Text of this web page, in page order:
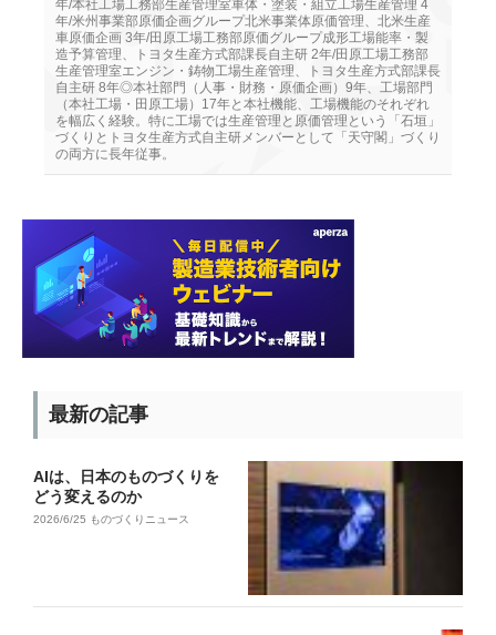
年/本社工場工務部生産管理室車体・塗装・組立工場生産管理 4
年/米州事業部原価企画グループ北米事業体原価管理、北米生産
車原価企画 3年/田原工場工務部原価グループ成形工場能率・製
造予算管理、トヨタ生産方式部課長自主研 2年/田原工場工務部
生産管理室エンジン・鋳物工場生産管理、トヨタ生産方式部課長
自主研 8年◎本社部門（人事・財務・原価企画）9年、工場部門
（本社工場・田原工場）17年と本社機能、工場機能のそれぞれ
を幅広く経験。特に工場では生産管理と原価管理という「石垣」
づくりとトヨタ生産方式自主研メンバーとして「天守閣」づくり
の両方に長年従事。
最新の記事
AIは、日本のものづくりを
どう変えるのか
2026/6/25 ものづくりニュース